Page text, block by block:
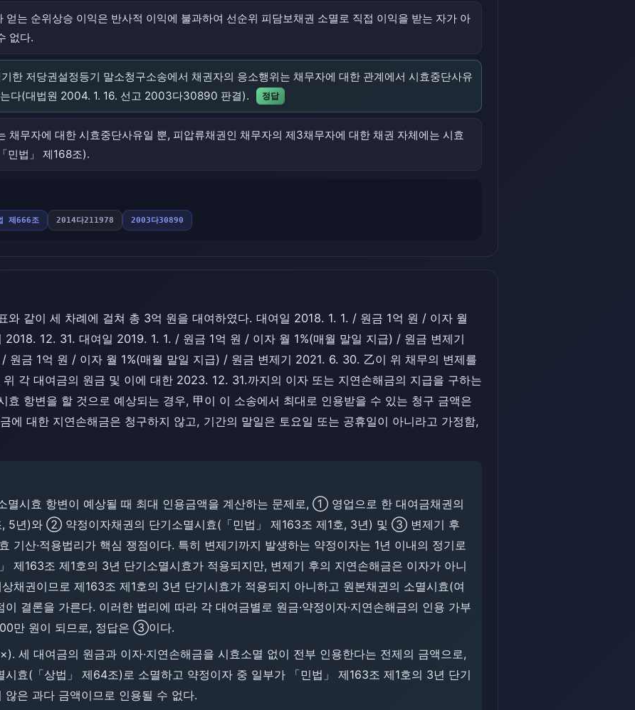
는 순위상승 이익은 반사적 이익에 불과하여 선순위 피담보채권 소멸로 직접 이익을 받는 자가 아
없다.
한 저당권설정등기 말소청구소송에서 채권자의 응소행위는 채무자에 대한 관계에서 시효중단사유
다(대법원 2004. 1. 16. 선고 2003다30890 판결).
정답
채무자에 대한 시효중단사유일 뿐, 피압류채권인 채무자의 제3채무자에 대한 채권 자체에는 시효
민법」 제168조).
제666조 2014다211978 2003다30890
와 같이 세 차례에 걸쳐 총 3억 원을 대여하였다. 대여일 2018. 1. 1. / 원금 1억 원 / 이자 월
2018. 12. 31. 대여일 2019. 1. 1. / 원금 1억 원 / 이자 월 1%(매월 말일 지급) / 원금 변제기
원금 1억 원 / 이자 월 1%(매월 말일 지급) / 원금 변제기 2021. 6. 30. 乙이 위 채무의 변제를
각 대여금의 원금 및 이에 대한 2023. 12. 31.까지의 이자 또는 지연손해금의 지급을 구하는
효 항변을 할 것으로 예상되는 경우, 甲이 이 소송에서 최대로 인용받을 수 있는 청구 금액은
에 대한 지연손해금은 청구하지 않고, 기간의 말일은 토요일 또는 공휴일이 아니라고 가정함,
멸시효 항변이 예상될 때 최대 인용금액을 계산하는 문제로, ① 영업으로 한 대여금채권의
, 5년)와 ② 약정이자채권의 단기소멸시효(「민법」 제163조 제1호, 3년) 및 ③ 변제기 후
기산·적용법리가 핵심 쟁점이다. 특히 변제기까지 발생하는 약정이자는 1년 이내의 정기로
제163조 제1호의 3년 단기소멸시효가 적용되지만, 변제기 후의 지연손해금은 이자가 아니
채권이므로 제163조 제1호의 3년 단기시효가 적용되지 아니하고 원본채권의 소멸시효(여
결론을 가른다. 이러한 법리에 따라 각 대여금별로 원금·약정이자·지연손해금의 인용 가부
만 원이 되므로, 정답은 ③이다.
세 대여금의 원금과 이자·지연손해금을 시효소멸 없이 전부 인용한다는 전제의 금액으로,
효(「상법」 제64조)로 소멸하고 약정이자 중 일부가 「민법」 제163조 제1호의 3년 단기
은 과다 금액이므로 인용될 수 없다.